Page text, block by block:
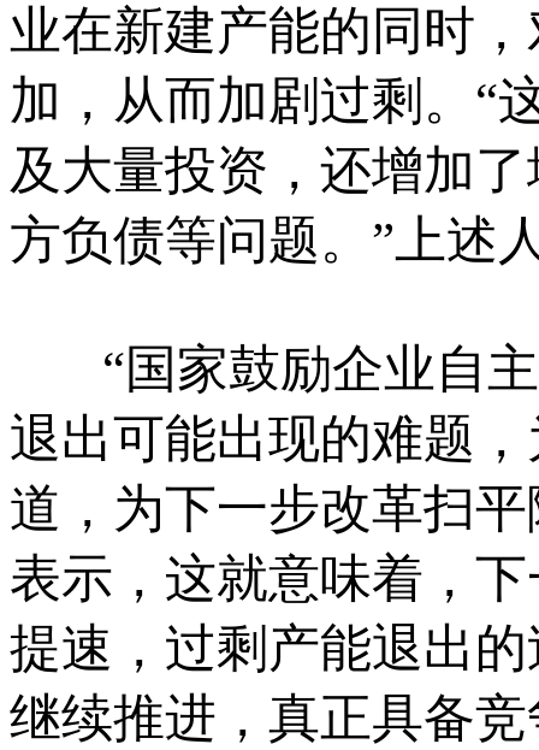
业在新建产能的同时
加，从而加剧过剩。“
及大量投资，还增加
方负债等问题。”上述
“国家鼓励企业自主
退出可能出现的难题
道，为下一步改革扫
表示，这就意味着，
提速，过剩产能退出
继续推进，真正具备